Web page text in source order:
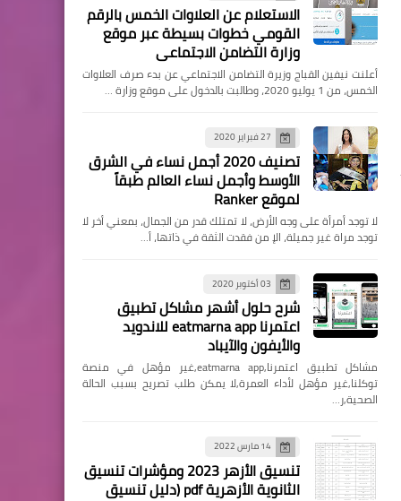
الرئيسية
خطوات الاستعلام عن صدور
تأشيرة خروج وعودة مقيم عبر
الرئيسية
حجز موعد شركة المياة
الوطنية السعودية
(nwc.com.sa)
الرئيسية
الوطنية NWC National Water
Company
الاستعلام عن العلاوات الخمس بالرقم
القومي خطوات بسيطة عبر موقع
وزارة التضامن الاجتماعى
أعلنت نيفين القباج وزيرة التضامن الاجتماعي عن بدء صرف العلاوات
الخمس، من 1 يوليو 2020، وطالبت بالدخول على موقع وزارة …
27 فبراير 2020
تصنيف 2020 أجمل نساء في الشرق
الأوسط وأجمل نساء العالم طبقاً
لموقع Ranker
لا توجد أمرأة على وجه الأرض، لا تمتلك قدر من الجمال، بمعني أخر لا
توجد مراة غير جميلة، الإ من فقدت الثقة في ذاتها، أ…
03 أكتوبر 2020
شرح حلول أشهر مشاكل تطبيق
اعتمرنا eatmarna app للاندويد
والأيفون والآيباد
مشاكل تطبيق اعتمرنا,eatmarna app,غير مؤهل في منصة
توكلنا,غير مؤهل لأداء العمرة,لا يمكن طلب تصريح بسبب الحالة
الصحية,ر…
14 مارس 2022
تنسيق الأزهر 2023 ومؤشرات تنسيق
الثانوية الأزهرية pdf (دليل تنسيق